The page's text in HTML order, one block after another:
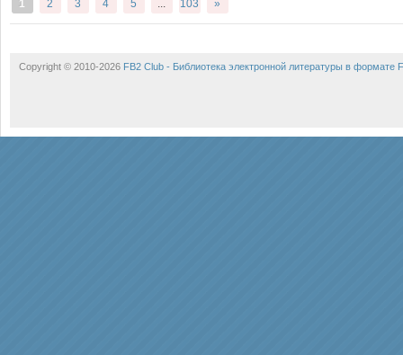
1 2 3 4 5 ... 103 »
Copyright © 2010-2026 FB2 Club - Библиотека электронной литературы в формате